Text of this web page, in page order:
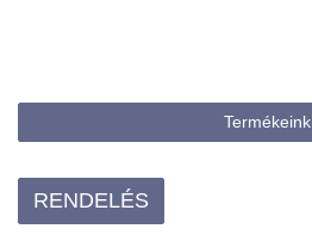
Termékeink
RENDELÉS